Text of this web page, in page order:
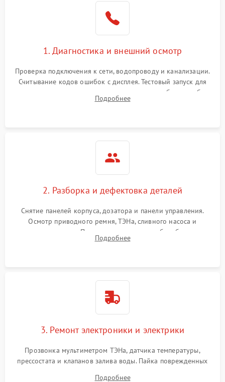
1. Диагностика и внешний осмотр
Проверка подключения к сети, водопроводу и канализации.
Считывание кодов ошибок с дисплея. Тестовый запуск для
выявления посторонних шумов, протечек или сбоев в работе
электронного модуля управления.
Подробнее
2. Разборка и дефектовка деталей
Снятие панелей корпуса, дозатора и панели управления.
Осмотр приводного ремня, ТЭНа, сливного насоса и
амортизаторов. Проверка подшипников барабана и
крестовины на износ, а манжеты люка на разрывы.
Подробнее
3. Ремонт электроники и электрики
Прозвонка мультиметром ТЭНа, датчика температуры,
прессостата и клапанов залива воды. Пайка поврежденных
Подробнее